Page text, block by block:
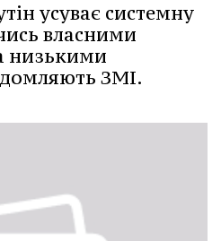
усуває системну
власними
низькими
ЗМІ.